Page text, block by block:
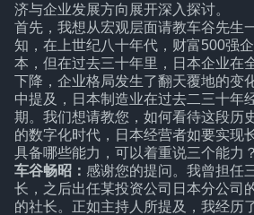
济与企业发展方向展开深入探讨。
首先，我想从宏观层面请教车谷先生
知，在上世纪八十年代，财富500强
本，但在过去三十年里，日本企业在
下降，企业格局发生了翻天覆地的变
中提及，日本制造业在过去二三十年
期。我们想请教您，如何看待这段历
的数字化时代，日本经营者如要实现
具备哪些能力，可以着重说三个能力？
车谷畅昭： 感谢您的提问。我曾担任
长，之后出任某投资公司日本分公司
的社长。正如主持人所提及，我经历